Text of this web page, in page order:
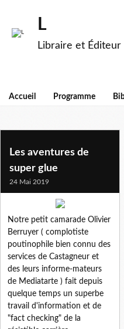
L
Libraire et
Accueil Programme
berruyer
Les aventures de
super glue
24 Mai 2019
Notre petit camarade Olivier
Berruyer ( complotiste
poutinophile bien connu des
services de Castagneur et
des leurs informe-mateurs
de Mediatarte ) fait depuis
quelque temps un superbe
travail d'information et de
"fact checking" de la